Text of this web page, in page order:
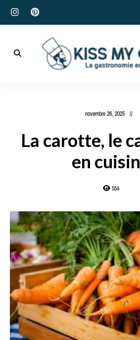
novembre 26, 2025
La carotte, le
en
554